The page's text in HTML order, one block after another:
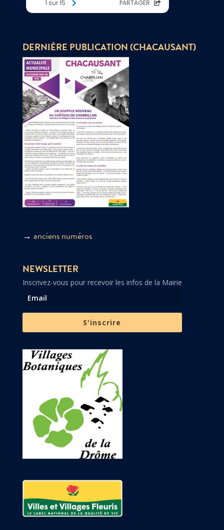
DERNIÈRE PUBLICATION (CHACAUSANT)
→ anciens numéros
NEWSLETTER
Inscrivez-vous pour recevoir les infos de la Mairie
S'inscrire